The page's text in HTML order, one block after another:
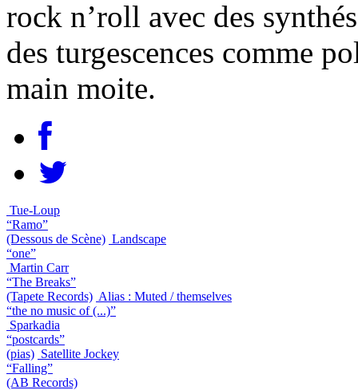
rock n’roll avec des
des turgescences comme
main moite.
Tue-Loup
“Ramo”
(Dessous de Scène) Landscape
“one”
Martin Carr
“The Breaks”
(Tapete Records) Alias : Muted / themselves
“the no music of (...)”
Sparkadia
“postcards”
(pias) Satellite Jockey
“Falling”
(AB Records)